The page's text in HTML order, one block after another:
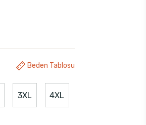
Beden Tablosu
3XL 4XL